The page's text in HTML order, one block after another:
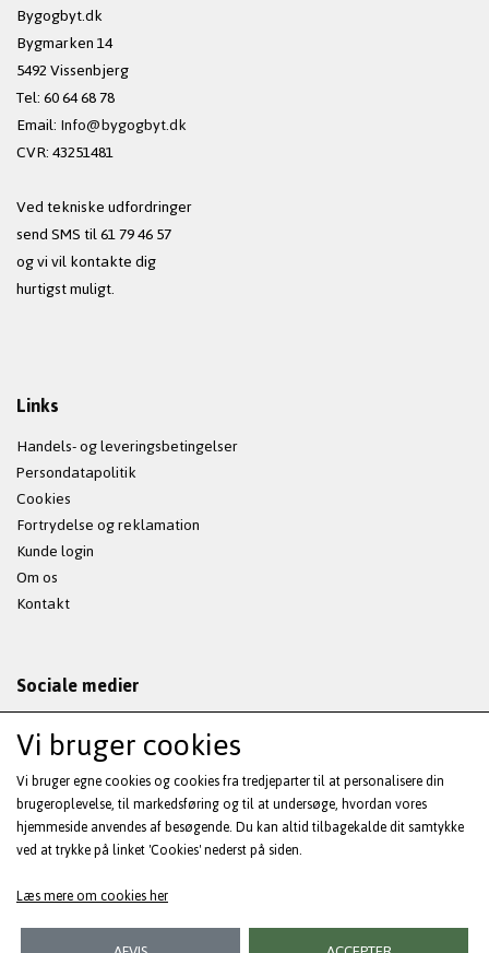
Bygogbyt.dk
Bygmarken 14
5492 Vissenbjerg
Tel: 60 64 68 78
Email:Info@bygogbyt.dk
CVR: 43251481
Ved tekniske udfordringer
send SMS til 61 79 46 57
og vi vil kontakte dig
hurtigst muligt.
Links
Handels- og leveringsbetingelser
Persondatapolitik
Cookies
Fortrydelse og reklamation
Kunde login
Om os
Kontakt
Sociale medier
Modtag vores nyhedsbrev via e-mail
Tilmeld
(mere information)
Vi bruger cookies
Vi bruger egne cookies og cookies fra tredjeparter til at personalisere din
brugeroplevelse, til markedsføring og til at undersøge, hvordan vores
hjemmeside anvendes af besøgende. Du kan altid tilbagekalde dit samtykke
ved at trykke på linket 'Cookies' nederst på siden.
Læs mere om cookies her